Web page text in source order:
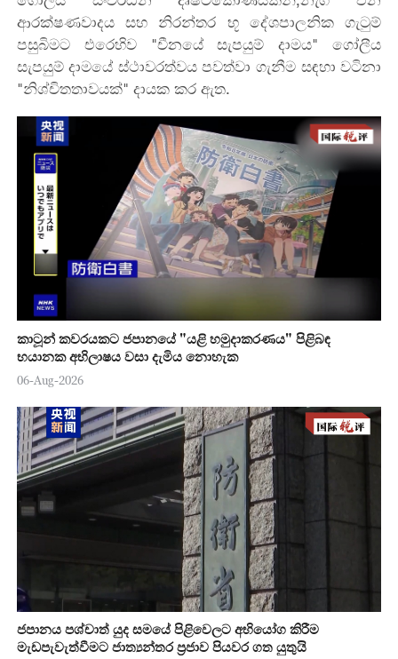
ආරක්ෂණවාදය සහ නිරන්තර භූ දේශපාලනික ගැටුම්
පසුබිමට එරෙහිව "චීනයේ සැපයුම් දාමය" ගෝලීය
සැපයුම් දාමයේ ස්ථාවරත්වය පවත්වා ගැනීම සඳහා වටිනා
"නිශ්චිතතාවයක්" දායක කර ඇත.
කාටූන් කවරයකට ජපානයේ "යළි හමුදාකරණය" පිළිබඳ
භයානක අභිලාෂය වසා දැමිය නොහැක
06-Aug-2026
ජපානය පශ්චාත් යුද සමයේ පිළිවෙලට අභියෝග කිරීම
මැඩපැවැත්වීමට ජාත්‍යන්තර ප්‍රජාව පියවර ගත යුතුයි